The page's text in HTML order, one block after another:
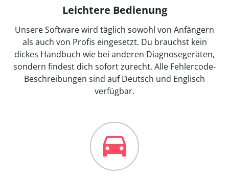
Leichtere Bedienung
Unsere Software wird täglich sowohl von Anfängern
als auch von Profis eingesetzt. Du brauchst kein
dickes Handbuch wie bei anderen Diagnosegeräten,
sondern findest dich sofort zurecht. Alle Fehlercode-
Beschreibungen sind auf Deutsch und Englisch
verfügbar.